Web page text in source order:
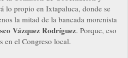
lo propio en Ixtapaluca, donde se
la mitad de la bancada morenista
Vázquez Rodríguez. Porque, eso
en el Congreso local.